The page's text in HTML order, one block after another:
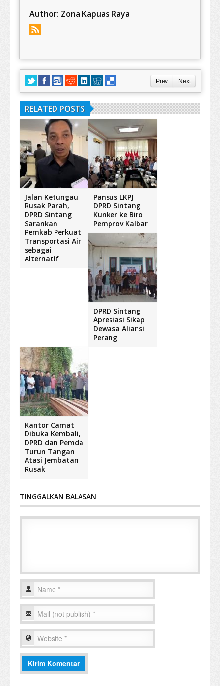
Author: Zona Kapuas Raya
Prev Next
RELATED POSTS
Jalan Ketungau
Rusak Parah,
DPRD Sintang
Sarankan
Pemkab Perkuat
Transportasi Air
sebagai
Alternatif
Pansus LKPJ
DPRD Sintang
Kunker ke Biro
Pemprov Kalbar
DPRD Sintang
Apresiasi Sikap
Dewasa Aliansi
Perang
Kantor Camat
Dibuka Kembali,
DPRD dan Pemda
Turun Tangan
Atasi Jembatan
Rusak
TINGGALKAN BALASAN